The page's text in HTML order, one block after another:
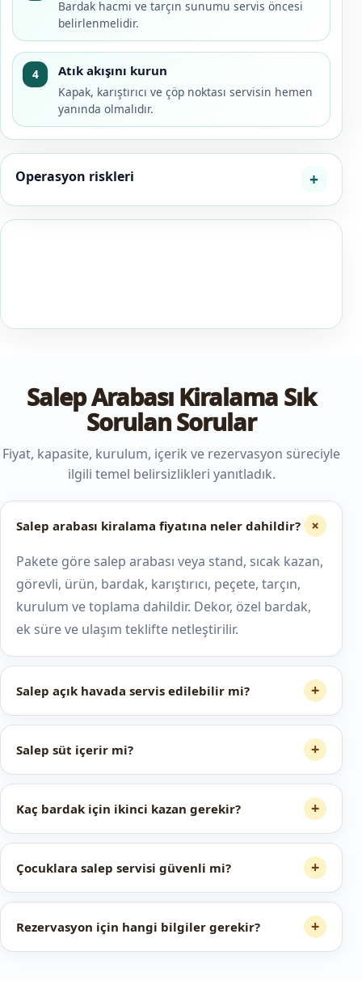
Bardak hacmi ve tarçın sunumu servis öncesi
belirlenmelidir.
4 Atık akışını kurun
Kapak, karıştırıcı ve çöp noktası servisin hemen
yanında olmalıdır.
Operasyon riskleri
Salep Arabası Kiralama Sık
Sorulan Sorular
Fiyat, kapasite, kurulum, içerik ve rezervasyon süreciyle
ilgili temel belirsizlikleri yanıtladık.
Salep arabası kiralama fiyatına neler dahildir? +
Pakete göre salep arabası veya stand, sıcak kazan,
görevli, ürün, bardak, karıştırıcı, peçete, tarçın,
kurulum ve toplama dahildir. Dekor, özel bardak,
ek süre ve ulaşım teklifte netleştirilir.
Salep açık havada servis edilebilir mi? +
Salep süt içerir mi? +
Kaç bardak için ikinci kazan gerekir? +
Çocuklara salep servisi güvenli mi? +
Rezervasyon için hangi bilgiler gerekir? +